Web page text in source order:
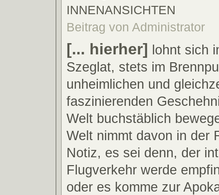
INNENANSICHTEN
Beitrag von Administrator
[... hierher] lohnt sich
Szeglat, stets im
unheimlichen und
faszinierenden
Welt buchstäblich
Welt nimmt davon in der
Notiz, es sei denn, der
Flugverkehr werde
oder es komme zur